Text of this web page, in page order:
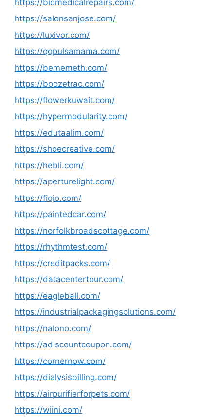
https://biomedicalrepairs.com/
https://salonsanjose.com/
https://luxivor.com/
https://qqpulsamama.com/
https://bememeth.com/
https://boozetrac.com/
https://flowerkuwait.com/
https://hypermodularity.com/
https://edutaalim.com/
https://shoecreative.com/
https://hebli.com/
https://aperturelight.com/
https://fiojo.com/
https://paintedcar.com/
https://norfolkbroadscottage.com/
https://rhythmtest.com/
https://creditpacks.com/
https://datacentertour.com/
https://eagleball.com/
https://industrialpackagingsolutions.com/
https://nalono.com/
https://adiscountcoupon.com/
https://cornernow.com/
https://dialysisbilling.com/
https://airpurifierforpets.com/
https://wiini.com/